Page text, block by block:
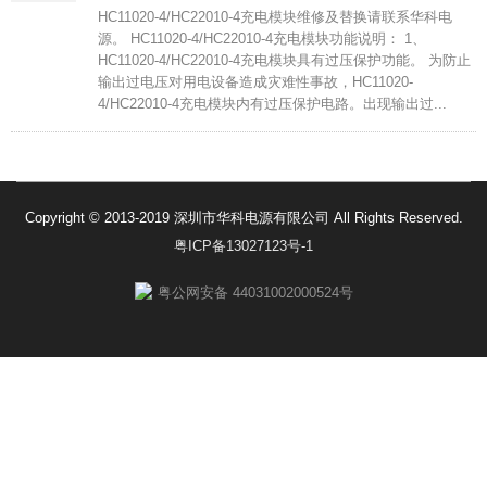
HC11020-4/HC22010-4充电模块维修及替换请联系华科电
源。 HC11020-4/HC22010-4充电模块功能说明： 1、
HC11020-4/HC22010-4充电模块具有过压保护功能。 为防止
输出过电压对用电设备造成灾难性事故，HC11020-
4/HC22010-4充电模块内有过压保护电路。出现输出过...
Copyright © 2013-2019 深圳市华科电源有限公司 All Rights Reserved.
粤ICP备13027123号-1
粤公网安备 44031002000524号